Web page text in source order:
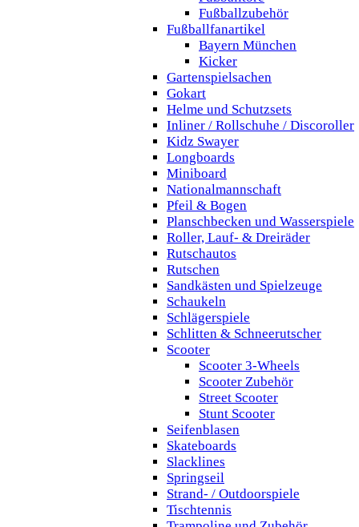
Fußballzubehör
Fußballfanartikel
Bayern München
Kicker
Gartenspielsachen
Gokart
Helme und Schutzsets
Inliner / Rollschuhe / Discoroller
Kidz Swayer
Longboards
Miniboard
Nationalmannschaft
Pfeil & Bogen
Planschbecken und Wasserspiele
Roller, Lauf- & Dreiräder
Rutschautos
Rutschen
Sandkästen und Spielzeuge
Schaukeln
Schlägerspiele
Schlitten & Schneerutscher
Scooter
Scooter 3-Wheels
Scooter Zubehör
Street Scooter
Stunt Scooter
Seifenblasen
Skateboards
Slacklines
Springseil
Strand- / Outdoorspiele
Tischtennis